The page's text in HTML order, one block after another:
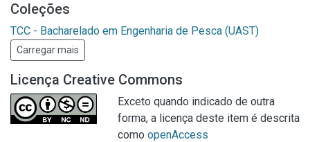
Coleções
TCC - Bacharelado em Engenharia de Pesca (UAST)
Carregar mais
Licença Creative Commons
Exceto quando indicado de outra
forma, a licença deste item é descrita
como openAccess